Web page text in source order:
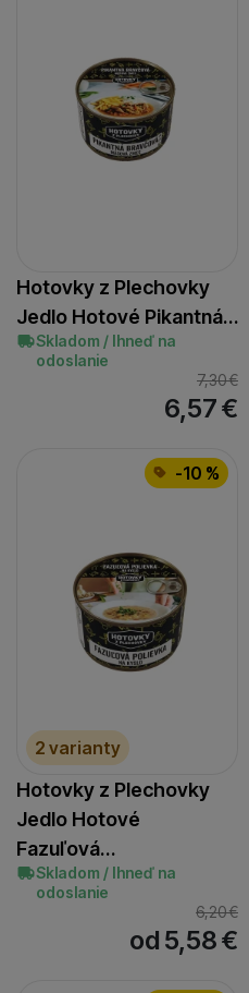
Hotovky z Plechovky
Jedlo Hotové Pikantná…
Skladom / Ihneď na
odoslanie
7,30€
6,57€
-10 %
2 varianty
Hotovky z Plechovky
Jedlo Hotové
Fazuľová…
Skladom / Ihneď na
odoslanie
6,20€
od 5,58€